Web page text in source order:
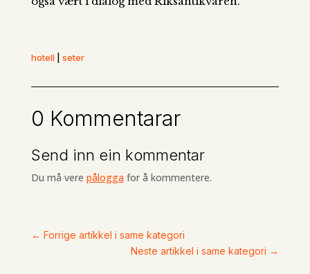
hotell| seter
0 Kommentarar
Send inn ein kommentar
Du må vere påloggafor å kommentere.
← Forrige artikkel i same kategori
Neste artikkel i same kategori →